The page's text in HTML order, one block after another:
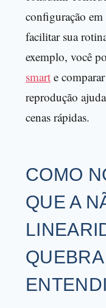
configuração
facilitar sua
exemplo, você
smart e
reprodução
cenas rápidas.
COMO
QUE A